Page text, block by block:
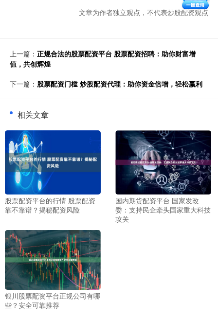
文章为作者独立观点，不代表炒股配资观点
上一篇： 正规合法的股票配资平台 股票配资招聘：助你财富增
值，共创辉煌
下一篇： 股票配资门槛 炒股配资代理：助你资金倍增，轻松赢利
相关文章
股票配资平台的行情 股票配资
靠不靠谱？揭秘配资风险
国内期货配资平台 国家发改
委：支持民企牵头国家重大科技
攻关
银川股票配资平台正规公司有哪
些？安全可靠推荐